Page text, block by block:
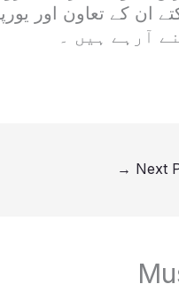
ان کے تعاون اور
Next
→